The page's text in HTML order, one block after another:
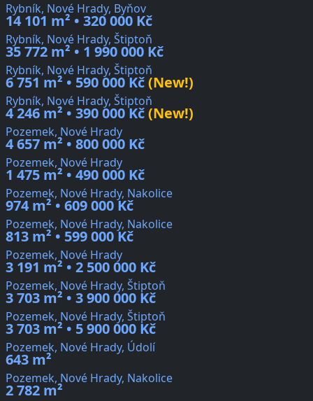
Rybník, Nové Hrady, Byňov
14 101 m² • 320 000 Kč
Rybník, Nové Hrady, Štiptoň
35 772 m² • 1 990 000 Kč
Rybník, Nové Hrady, Štiptoň
6 751 m² • 590 000 Kč(New!)
Rybník, Nové Hrady, Štiptoň
4 246 m² • 390 000 Kč(New!)
Pozemek, Nové Hrady
4 657 m² • 800 000 Kč
Pozemek, Nové Hrady
1 475 m² • 490 000 Kč
Pozemek, Nové Hrady, Nakolice
974 m² • 609 000 Kč
Pozemek, Nové Hrady, Nakolice
813 m² • 599 000 Kč
Pozemek, Nové Hrady
3 191 m² • 2 500 000 Kč
Pozemek, Nové Hrady, Štiptoň
3 703 m² • 3 900 000 Kč
Pozemek, Nové Hrady, Štiptoň
3 703 m² • 5 900 000 Kč
Pozemek, Nové Hrady, Údolí
643 m²
Pozemek, Nové Hrady, Nakolice
2 782 m²